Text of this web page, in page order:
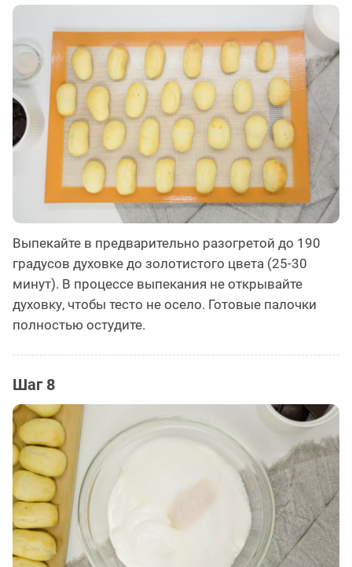
Выпекайте в предварительно разогретой до 190
градусов духовке до золотистого цвета (25-30
минут). В процессе выпекания не открывайте
духовку, чтобы тесто не осело. Готовые палочки
полностью остудите.
Шаг 8